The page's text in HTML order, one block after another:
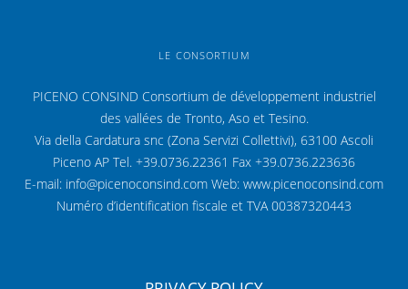
LE CONSORTIUM
PICENO CONSIND Consortium de développement industriel
des vallées de Tronto, Aso et Tesino.
Via della Cardatura snc (Zona Servizi Collettivi), 63100 Ascoli
Piceno AP Tel. +39.0736.22361 Fax +39.0736.223636
E-mail: info@picenoconsind.com Web: www.picenoconsind.com
Numéro d’identification fiscale et TVA 00387320443